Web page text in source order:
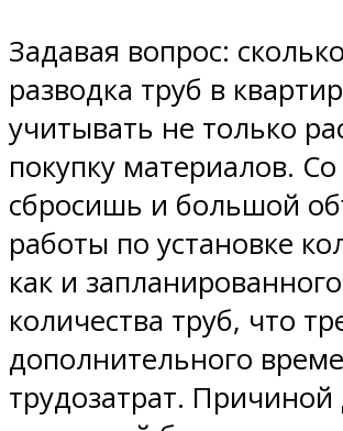
Задавая вопрос:
разводка труб в
учитывать не только
покупку материалов.
сбросишь и большой
работы по установке
как и запланированного
количества труб, что
дополнительного
трудозатрат. Причиной